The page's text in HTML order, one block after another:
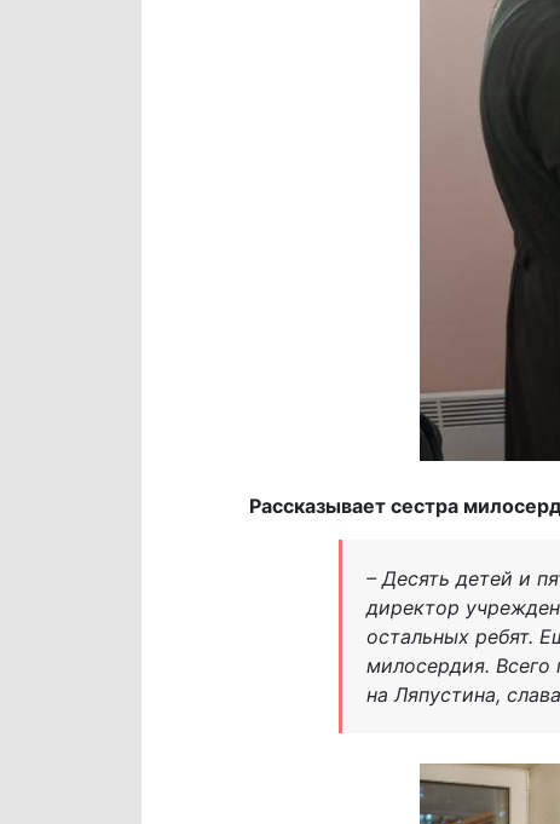
Рассказывает сестра
– Десять детей и
директор
остальных ребят.
милосердия. Всего
на Ляпустина,